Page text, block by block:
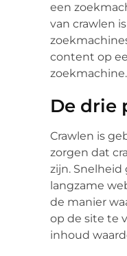
een
van crawlen
content op
zoekmachine.
De drie
Crawlen is
zorgen dat
zijn.
langzame
de manier
op de site te
inhoud